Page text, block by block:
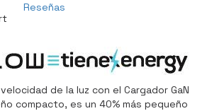
Reseñas
de la luz con el Cargador GaN
compacto, es un 40% más pequeño